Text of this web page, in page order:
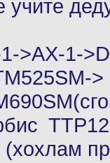
учите
1->AX-
>
(хохлам